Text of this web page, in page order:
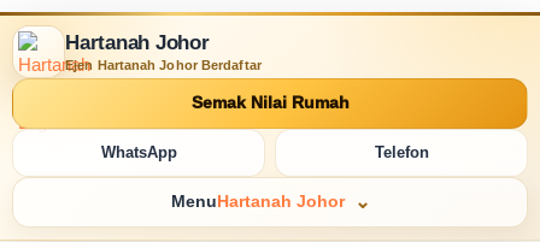
Hartanah Johor
Ejen Hartanah Johor Berdaftar
Semak Nilai Rumah
WhatsApp Telefon
Menu Hartanah Johor